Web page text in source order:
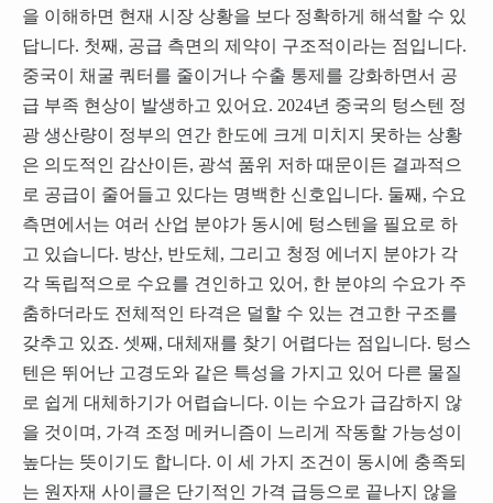
을 이해하면 현재 시장 상황을 보다 정확하게 해석할 수 있
답니다. 첫째, 공급 측면의 제약이 구조적이라는 점입니다.
중국이 채굴 쿼터를 줄이거나 수출 통제를 강화하면서 공
급 부족 현상이 발생하고 있어요. 2024년 중국의 텅스텐 정
광 생산량이 정부의 연간 한도에 크게 미치지 못하는 상황
은 의도적인 감산이든, 광석 품위 저하 때문이든 결과적으
로 공급이 줄어들고 있다는 명백한 신호입니다. 둘째, 수요
측면에서는 여러 산업 분야가 동시에 텅스텐을 필요로 하
고 있습니다. 방산, 반도체, 그리고 청정 에너지 분야가 각
각 독립적으로 수요를 견인하고 있어, 한 분야의 수요가 주
춤하더라도 전체적인 타격은 덜할 수 있는 견고한 구조를
갖추고 있죠. 셋째, 대체재를 찾기 어렵다는 점입니다. 텅스
텐은 뛰어난 고경도와 같은 특성을 가지고 있어 다른 물질
로 쉽게 대체하기가 어렵습니다. 이는 수요가 급감하지 않
을 것이며, 가격 조정 메커니즘이 느리게 작동할 가능성이
높다는 뜻이기도 합니다. 이 세 가지 조건이 동시에 충족되
는 원자재 사이클은 단기적인 가격 급등으로 끝나지 않을